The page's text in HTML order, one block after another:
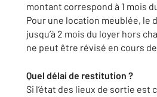
montant correspond à 1 mois
Pour une location meublée, le
jusqu’à 2 mois du loyer hors
ne peut être révisé en cours
Quel délai de restitution ?
Si l’état des lieux de sortie est